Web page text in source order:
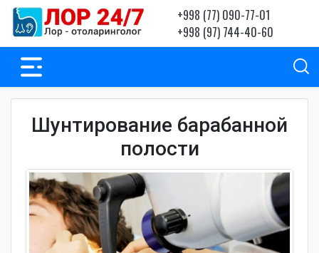
+998 (77) 090-77-01
+998 (97) 744-40-60
Шунтирование барабанной
полости